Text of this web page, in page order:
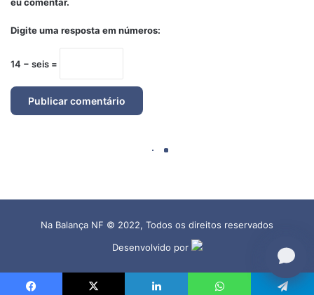
Na Balança NF © 2022, Todos os direitos reservados
Desenvolvido por